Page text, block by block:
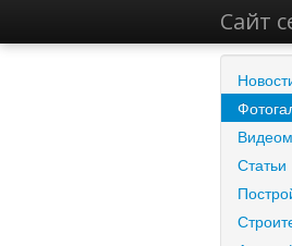
Сайт
Статьи